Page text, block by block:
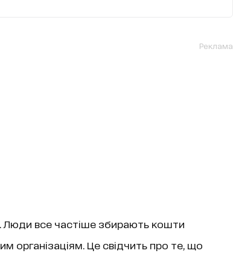
Реклама
Люди все частіше збирають кошти
організаціям. Це свідчить про те, що